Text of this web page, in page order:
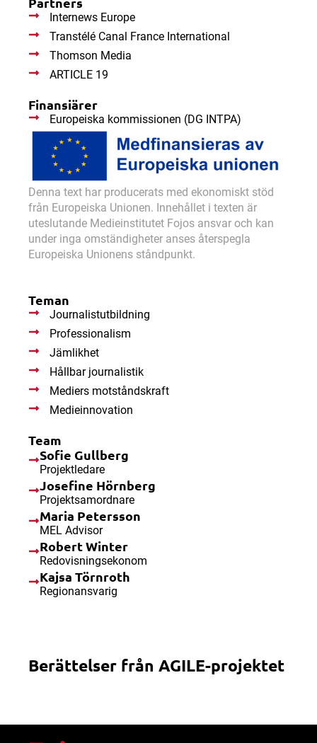
Internews Europe
Transtélé Canal France International
Thomson Media
ARTICLE 19
Finansiärer
Europeiska kommissionen (DG INTPA)
Denna text har producerats med ekonomiskt stöd
från Europeiska Unionen. Innehållet i texten är
uteslutande Medieinstitutet Fojos ansvar och kan
under inga omständigheter anses återspegla
Europeiska Unionens ståndpunkt.
Teman
Journalistutbildning
Professionalism
Jämlikhet
Hållbar journalistik
Mediers motståndskraft
Medieinnovation
Team
Sofie Gullberg
Projektledare
Josefine Hörnberg
Projektsamordnare
Maria Petersson
MEL Advisor
Robert Winter
Redovisningsekonom
Kajsa Törnroth
Regionansvarig
Berättelser från AGILE-projektet